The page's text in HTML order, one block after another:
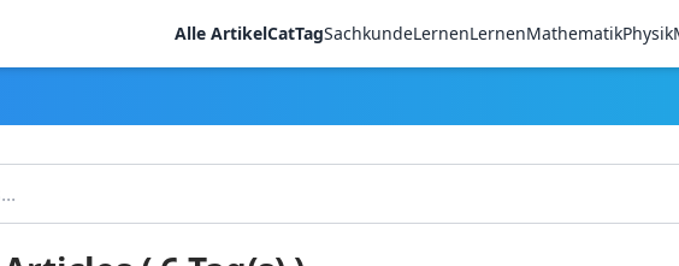
Alle ArtikelCatTagSachkundeLernenLernenMathematikPhysik